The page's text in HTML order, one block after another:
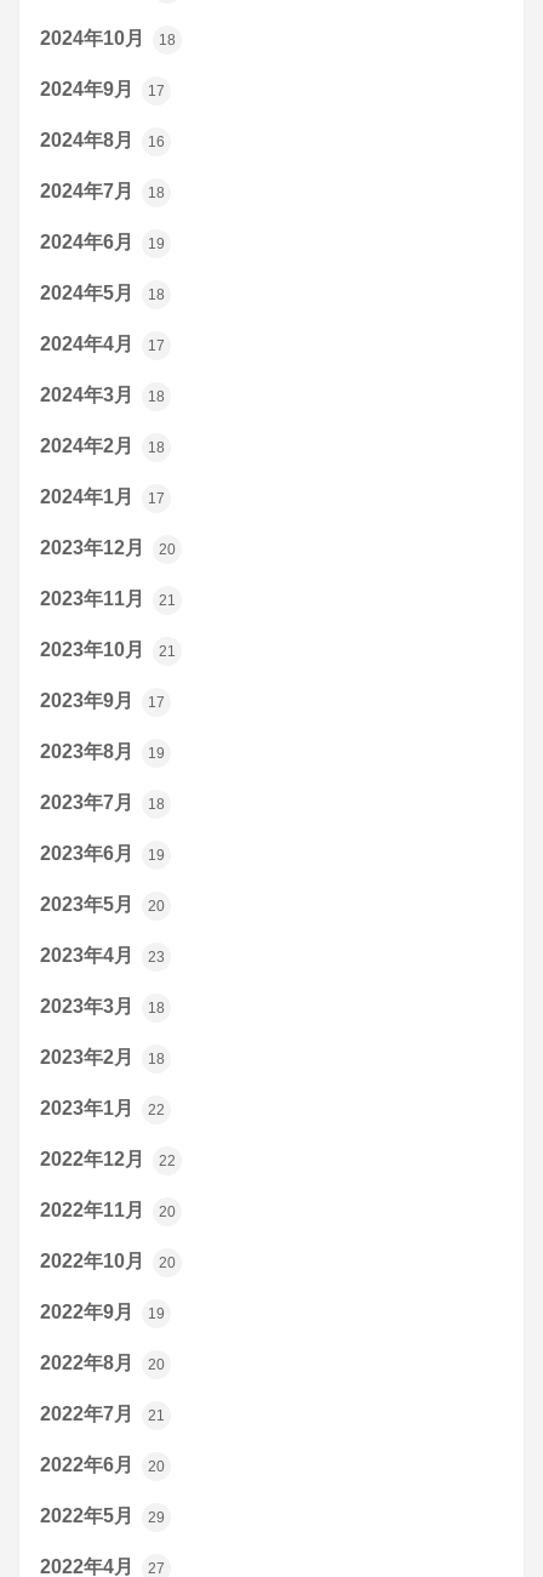
2024年10月 18
2024年9月 17
2024年8月 16
2024年7月 18
2024年6月 19
2024年5月 18
2024年4月 17
2024年3月 18
2024年2月 18
2024年1月 17
2023年12月 20
2023年11月 21
2023年10月 21
2023年9月 17
2023年8月 19
2023年7月 18
2023年6月 19
2023年5月 20
2023年4月 23
2023年3月 18
2023年2月 18
2023年1月 22
2022年12月 22
2022年11月 20
2022年10月 20
2022年9月 19
2022年8月 20
2022年7月 21
2022年6月 20
2022年5月 29
2022年4月 27